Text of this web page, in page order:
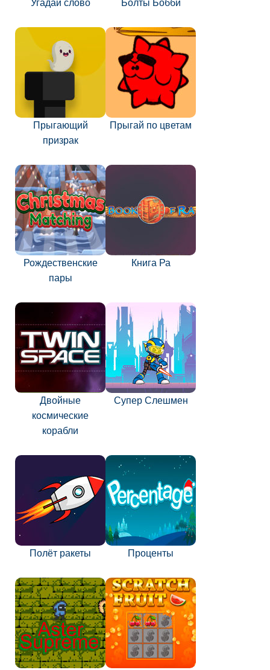
Угадай слово Болты Бобби
Прыгающий
призрак
Прыгай по цветам
Рождественские
пары
Книга Ра
Двойные
космические
корабли
Супер Слешмен
Полёт ракеты Проценты